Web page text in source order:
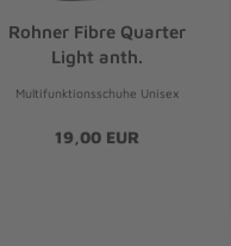
Rohner Fibre Quarter
Light anth.
Multifunktionsschuhe Unisex
19,00 EUR